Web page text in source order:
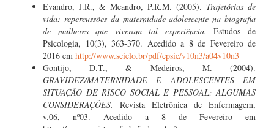
Evandro, J.R., & Meandro, P.R.M. (2005). Trajetórias de
vida: repercussões da maternidade adolescente na biografia
de mulheres que viveram tal experiência. Estudos de
Psicologia, 10(3), 363-370. Acedido a 8 de Fevereiro de
2016 em http://www.scielo.br/pdf/epsic/v10n3/a04v10n3
Gontijo, D.T., & Medeiros, M. (2004).
GRAVIDEZ/MATERNIDADE E ADOLESCENTES EM
SITUAÇÃO DE RISCO SOCIAL E PESSOAL: ALGUMAS
CONSIDERAÇÕES. Revista Eletrônica de Enfermagem,
v.06, nº03. Acedido a 8 de Fevereiro em